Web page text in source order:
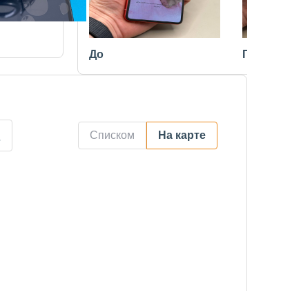
До После
Списком На карте